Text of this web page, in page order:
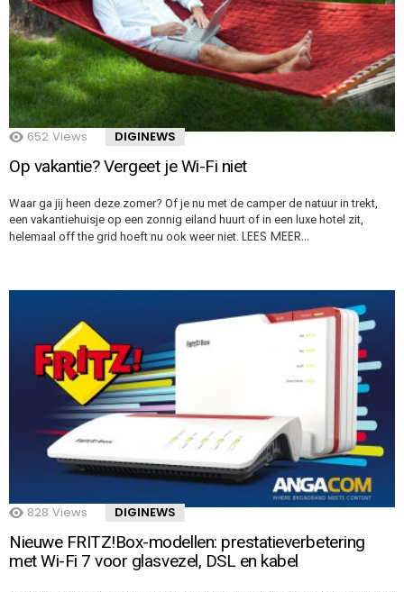
652 Views DIGINEWS
Op vakantie? Vergeet je Wi-Fi niet
Waar ga jij heen deze zomer? Of je nu met de camper de natuur in trekt,
een vakantiehuisje op een zonnig eiland huurt of in een luxe hotel zit,
helemaal off the grid hoeft nu ook weer niet. LEES MEER…
828 Views DIGINEWS
Nieuwe FRITZ!Box-modellen: prestatieverbetering
met Wi-Fi 7 voor glasvezel, DSL en kabel